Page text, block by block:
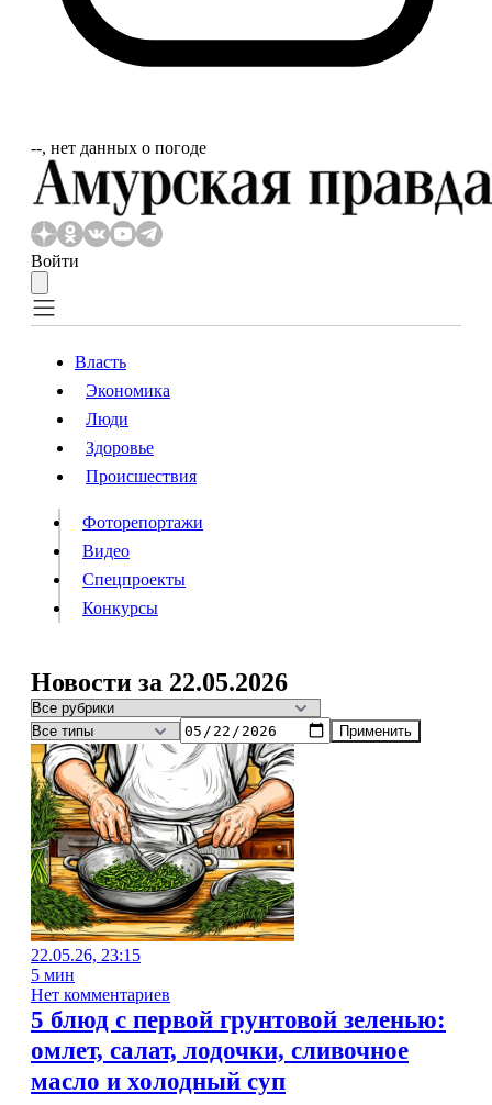
‐‐, нет данных о погоде
Войти
Власть
Происшествия
Видео
Конкурсы
ИнформацияПодпискаРекламаВсе новостиАрхив
Власть
Экономика
Люди
Здоровье
Происшествия
Фоторепортажи
Видео
Спецпроекты
Конкурсы
Новости за 22.05.2026
Применить
22.05.26, 23:15
5 мин
Нет комментариев
5 блюд с первой грунтовой зеленью:
омлет, салат, лодочки, сливочное
масло и холодный суп